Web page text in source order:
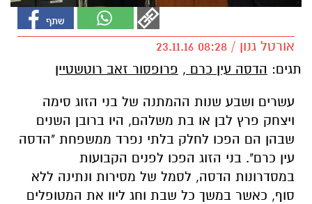
אורטל גנון / 08:28 23.11.16
תגים: הדסה עין כרם , פרופסור זאב רוטשטיין
עשרים ושבע שנות ההמתנה של בני הזוג סימה
ויצחק פרץ לבן או בת משלהם, היו ברובן השנים
שבהן הם הפכו לחלק בלתי נפרד ממשפחת "הדסה
עין כרם". בני הזוג הפכו לפנים הקבועות
במסדרונות הדסה, לסמל של מסירות ונתינה ללא
סוף, כאשר במשך כל שבת וחג ליוו את המטופלים